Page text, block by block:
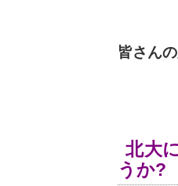
皆さん
北大
うか?